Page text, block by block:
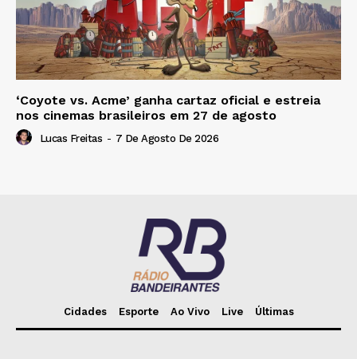
‘Coyote vs. Acme’ ganha cartaz oficial e estreia
nos cinemas brasileiros em 27 de agosto
Lucas Freitas - 7 De Agosto De 2026
Cidades Esporte Ao Vivo Live Últimas